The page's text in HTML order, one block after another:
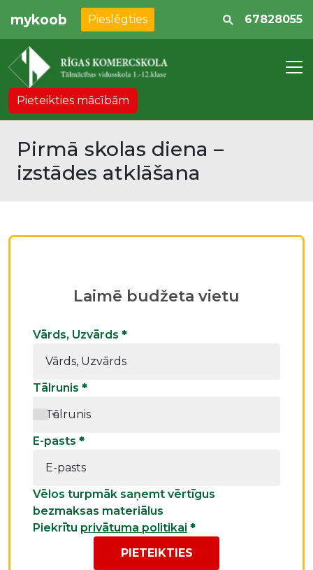
mykoob Pieslēgties 67828055
Pieteikties mācībām
Pirmā skolas diena –
izstādes atklāšana
Laimē budžeta vietu
Vārds, Uzvārds *
Tālrunis *
E-pasts *
Vēlos turpmāk saņemt vērtīgus
bezmaksas materiālus
Piekrītu privātuma politikai *
PIETEIKTIES